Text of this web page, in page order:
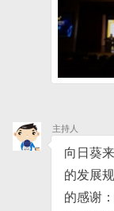
主持人
向日葵
的发展
的感谢